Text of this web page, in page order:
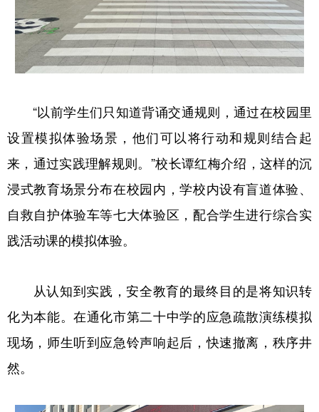
多语种频道
Русский язык 日本語 한국어
Deutsch Português
“以前学生们只知道背诵交通规则，通过在校园里
设置模拟体验场景，他们可以将行动和规则结合起
来，通过实践理解规则。”校长谭红梅介绍，这样的沉
浸式教育场景分布在校园内，学校内设有盲道体验、
自救自护体验车等七大体验区，配合学生进行综合实
践活动课的模拟体验。
从认知到实践，安全教育的最终目的是将知识转
化为本能。在通化市第二十中学的应急疏散演练模拟
现场，师生听到应急铃声响起后，快速撤离，秩序井
然。